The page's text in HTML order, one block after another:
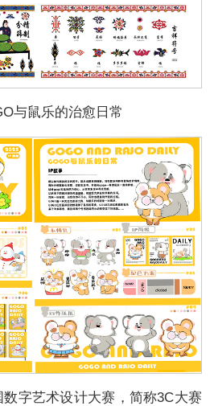
与鼠乐的治愈日常
字艺术设计大赛，简称3C大赛